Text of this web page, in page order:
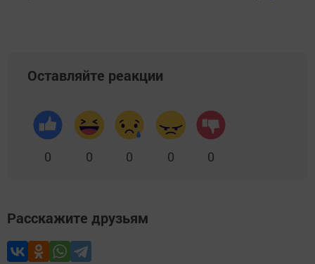
Оставляйте реакции
0 0 0 0 0
Расскажите друзьям